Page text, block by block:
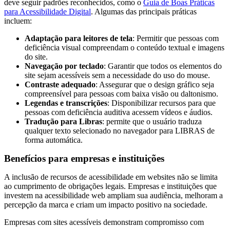
deve seguir padrões reconhecidos, como o Guia de Boas Práticas
para Acessibilidade Digital. Algumas das principais práticas
incluem:
Adaptação para leitores de tela: Permitir que pessoas com
deficiência visual compreendam o conteúdo textual e imagens
do site.
Navegação por teclado: Garantir que todos os elementos do
site sejam acessíveis sem a necessidade do uso do mouse.
Contraste adequado: Assegurar que o design gráfico seja
compreensível para pessoas com baixa visão ou daltonismo.
Legendas e transcrições: Disponibilizar recursos para que
pessoas com deficiência auditiva acessem vídeos e áudios.
Tradução para Libras: permite que o usuário traduza
qualquer texto selecionado no navegador para LIBRAS de
forma automática.
Benefícios para empresas e instituições
A inclusão de recursos de acessibilidade em websites não se limita
ao cumprimento de obrigações legais. Empresas e instituições que
investem na acessibilidade web ampliam sua audiência, melhoram a
percepção da marca e criam um impacto positivo na sociedade.
Empresas com sites acessíveis demonstram compromisso com